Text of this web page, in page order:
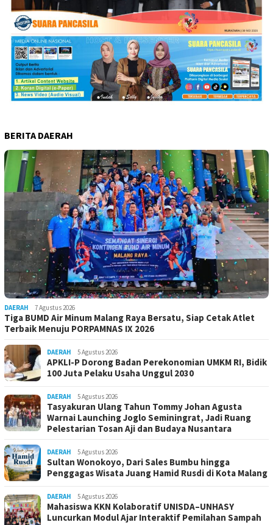
BERITA DAERAH
DAERAH 7 Agustus 2026
Tiga BUMD Air Minum Malang Raya Bersatu, Siap Cetak Atlet
Terbaik Menuju PORPAMNAS IX 2026
DAERAH 5 Agustus 2026
APKLI-P Dorong Badan Perekonomian UMKM RI, Bidik
100 Juta Pelaku Usaha Unggul 2030
DAERAH 5 Agustus 2026
Tasyakuran Ulang Tahun Tommy Johan Agusta
Warnai Launching Joglo Seminingrat, Jadi Ruang
Pelestarian Tosan Aji dan Budaya Nusantara
DAERAH 5 Agustus 2026
Sultan Wonokoyo, Dari Sales Bumbu hingga
Penggagas Wisata Juang Hamid Rusdi di Kota Malang
DAERAH 5 Agustus 2026
Mahasiswa KKN Kolaboratif UNISDA–UNHASY
Luncurkan Modul Ajar Interaktif Pemilahan Sampah